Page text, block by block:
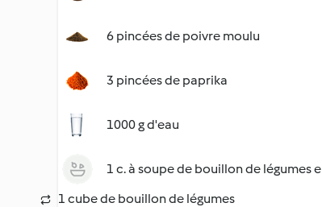
6 pincées de poivre moulu
3 pincées de paprika
1000 g d'eau
1 c. à soupe de bouillon de légumes
1 cube de bouillon de légumes